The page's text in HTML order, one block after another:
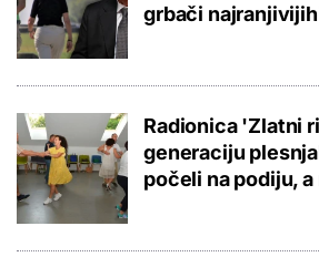
grbači
Radionica 'Zlatni
generaciju
počeli na podiju,